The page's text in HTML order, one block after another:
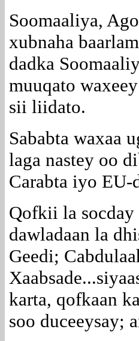
Soomaaliya,
xubnaha
dadka
muuqato
sii liidato.
Sababta waxaa
laga nastey oo
Carabta iyo EU-
Qofkii la
dawladaan la
Geedi;
karta, qofkaan
soo duceeysay;